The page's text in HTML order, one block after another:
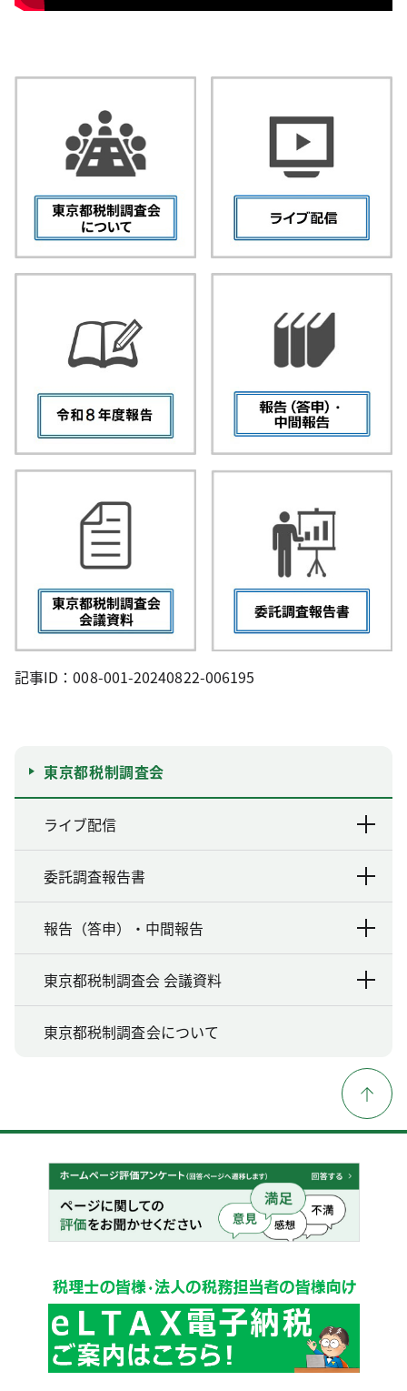
記事ID：008-001-20240822-006195
東京都税制調査会
ライブ配信
委託調査報告書
報告（答申）・中間報告
東京都税制調査会 会議資料
東京都税制調査会について